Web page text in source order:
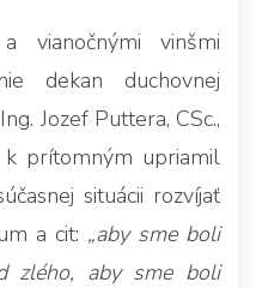
vianočnými vinšmi
dekan duchovnej
Jozef Puttera, CSc.,
prítomným upriamil
situácii rozvíjať
a cit: „aby sme boli
zlého, aby sme boli